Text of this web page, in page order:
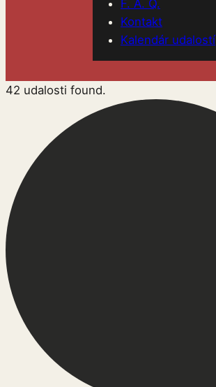
F. A. Q.
Kontakt
Kalendár udalostí
42 udalosti found.